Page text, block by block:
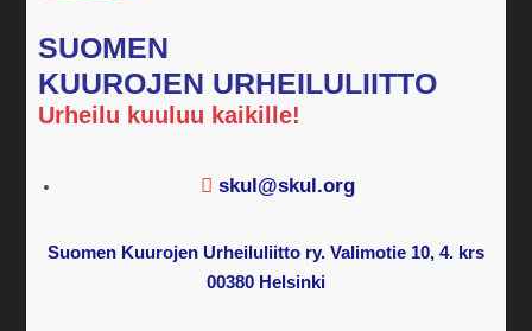
SUOMEN
KUUROJEN URHEILULIITTO
Urheilu kuuluu kaikille!
skul@skul.org
Suomen Kuurojen Urheiluliitto ry. Valimotie 10, 4. krs
00380 Helsinki